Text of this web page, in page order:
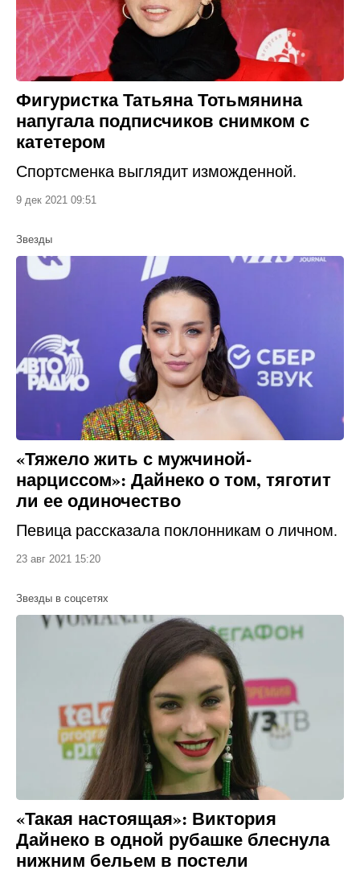
Фигуристка Татьяна Тотьмянина
напугала подписчиков снимком с
катетером
Спортсменка выглядит изможденной.
9 дек 2021 09:51
Звезды
«Тяжело жить с мужчиной-
нарциссом»: Дайнеко о том, тяготит
ли ее одиночество
Певица рассказала поклонникам о личном.
23 авг 2021 15:20
Звезды в соцсетях
«Такая настоящая»: Виктория
Дайнеко в одной рубашке блеснула
нижним бельем в постели